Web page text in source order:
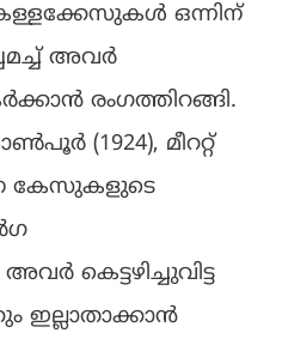
ഒന്നിന്
അവർ
രംഗത്തിറങ്ങി.
(1924), മീററ്റ്
കേസുകളുടെ
കെട്ടഴിച്ചുവിട്ട
ഇല്ലാതാക്കാൻ